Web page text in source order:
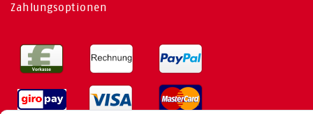
Zahlungsoptionen